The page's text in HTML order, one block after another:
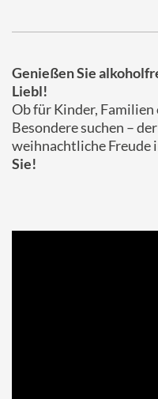
Genießen Sie
Liebl!
Ob für Kinder, Familien
Besondere suchen –
weihnachtliche Freude
Sie!